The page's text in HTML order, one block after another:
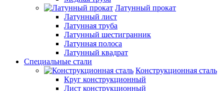
Латунный прокат
Латунный лист
Латунная труба
Латунный шестигранник
Латунная полоса
Латунный квадрат
Специальные стали
Конструкционная сталь
Круг конструкционный
Лист конструкционный